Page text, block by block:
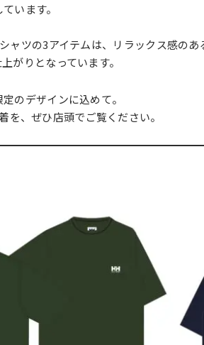
います。
ャツの3アイテムは、リラックス感の
がりとなっています。
のデザインに込めて。
、ぜひ店頭でご覧ください。